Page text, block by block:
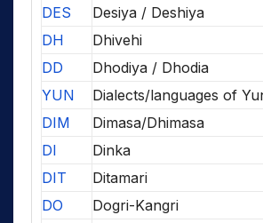
DES
Desiya / Deshiya
DH
Dhivehi
DD
Dhodiya / Dhodia
YUN
Dialects/languages of
DIM
Dimasa/Dhimasa
DI
Dinka
DIT
Ditamari
DO
Dogri-Kangri